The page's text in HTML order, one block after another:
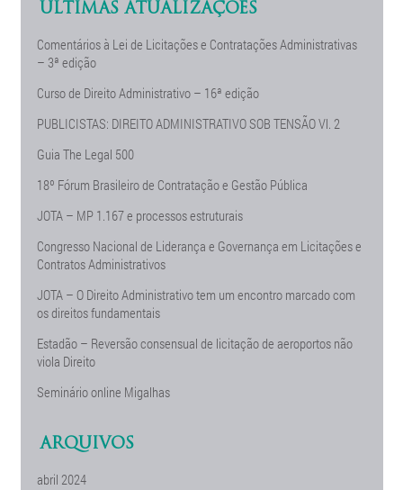
ÚLTIMAS ATUALIZAÇÕES
Comentários à Lei de Licitações e Contratações Administrativas
– 3ª edição
Curso de Direito Administrativo – 16ª edição
PUBLICISTAS: DIREITO ADMINISTRATIVO SOB TENSÃO Vl. 2
Guia The Legal 500
18º Fórum Brasileiro de Contratação e Gestão Pública
JOTA – MP 1.167 e processos estruturais
Congresso Nacional de Liderança e Governança em Licitações e
Contratos Administrativos
JOTA – O Direito Administrativo tem um encontro marcado com
os direitos fundamentais
Estadão – Reversão consensual de licitação de aeroportos não
viola Direito
Seminário online Migalhas
ARQUIVOS
abril 2024